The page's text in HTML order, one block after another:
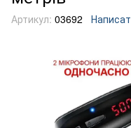
Артикул: 03692